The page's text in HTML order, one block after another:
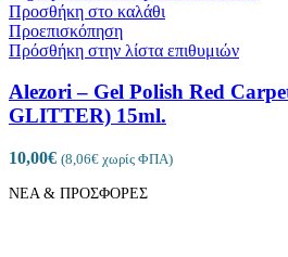
Προσθήκη στο καλάθι
Προεπισκόπηση
Πρόσθήκη στην λίστα επιθυμιών
Alezori – Gel Polish Red
GLITTER) 15ml.
10,00€ (8,06€ χωρίς ΦΠΑ)
ΝΕΑ & ΠΡΟΣΦΟΡΕΣ